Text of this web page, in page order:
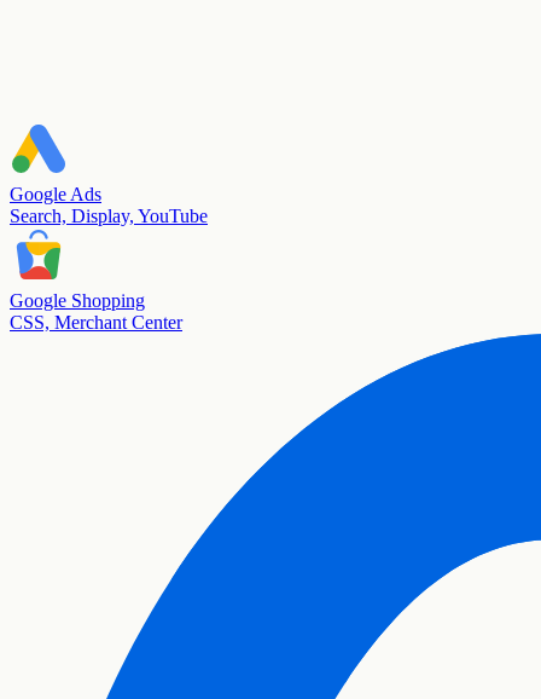
Google Ads
Search, Display, YouTube
Google Shopping
CSS, Merchant Center